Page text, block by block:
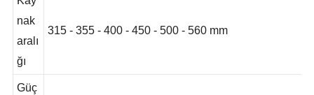
Kay
nak
aralı
ğı